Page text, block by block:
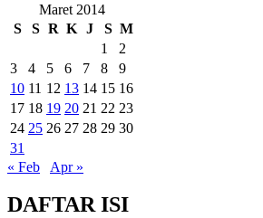
Maret 2014
S
S R K J S M
1
2
3
4 5 6 7 8
9
10 11 12 13 14 15 16
17 18 19 20 21 22 23
24 25 26 27 28 29 30
31
« Feb
Apr »
DAFTAR ISI